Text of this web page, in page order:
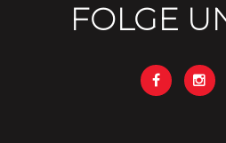
FOLGE